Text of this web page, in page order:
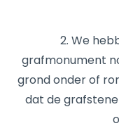
2. We
grafmonument
grond onder of
dat de